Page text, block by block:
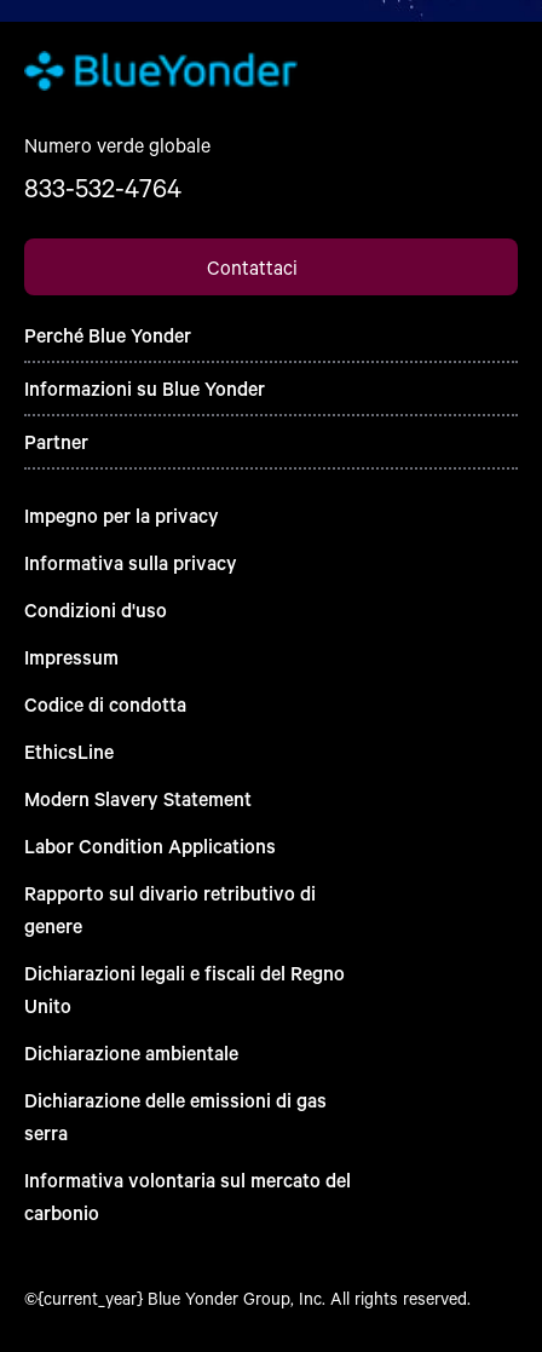
Numero verde globale
833-532-4764
Contattaci
Perché Blue Yonder
Informazioni su Blue Yonder
Partner
Impegno per la privacy
Informativa sulla privacy
Condizioni d'uso
Impressum
Codice di condotta
EthicsLine
Modern Slavery Statement
Labor Condition Applications
Rapporto sul divario retributivo di
genere
Dichiarazioni legali e fiscali del Regno
Unito
Dichiarazione ambientale
Dichiarazione delle emissioni di gas
serra
Informativa volontaria sul mercato del
carbonio
©{current_year} Blue Yonder Group, Inc. All rights reserved.